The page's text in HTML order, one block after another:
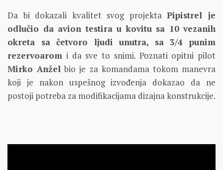
Da bi dokazali kvalitet svog projektaPipistrel je
odlučio da avion testira u kovitu sa 10 vezanih
okreta sa četvoro ljudi unutra, sa 3/4 punim
rezervoarom i da sve to snimi. Poznati opitni pilot
Mirko Anžel bio je za komandama tokom manevra
koji je nakon uspešnog izvođenja dokazao da ne
postoji potreba za modifikacijama dizajna konstrukcije.